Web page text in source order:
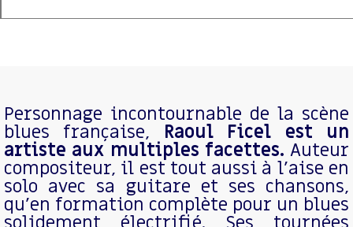
Personnage incontournable de la scène
blues française, Raoul Ficel est un
artiste aux multiples facettes. Auteur
compositeur, il est tout aussi à l’aise en
solo avec sa guitare et ses chansons,
qu’en formation complète pour un blues